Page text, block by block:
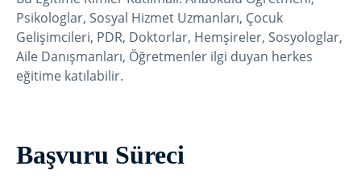
Psikologlar, Sosyal Hizmet Uzmanları, Çocuk
Gelişimcileri, PDR, Doktorlar, Hemşireler, Sosyologlar,
Aile Danışmanları, Öğretmenler ilgi duyan herkes
eğitime katılabilir.
Başvuru Süreci